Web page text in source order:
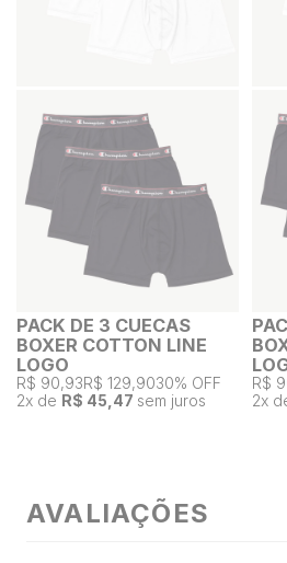
PACK DE 3 CUECAS
BOXER COTTON LINE
LOGO
R$ 90,93R$ 129,9030% OFF
2x de R$ 45,47 sem juros
R$
2x
AVALIAÇÕES